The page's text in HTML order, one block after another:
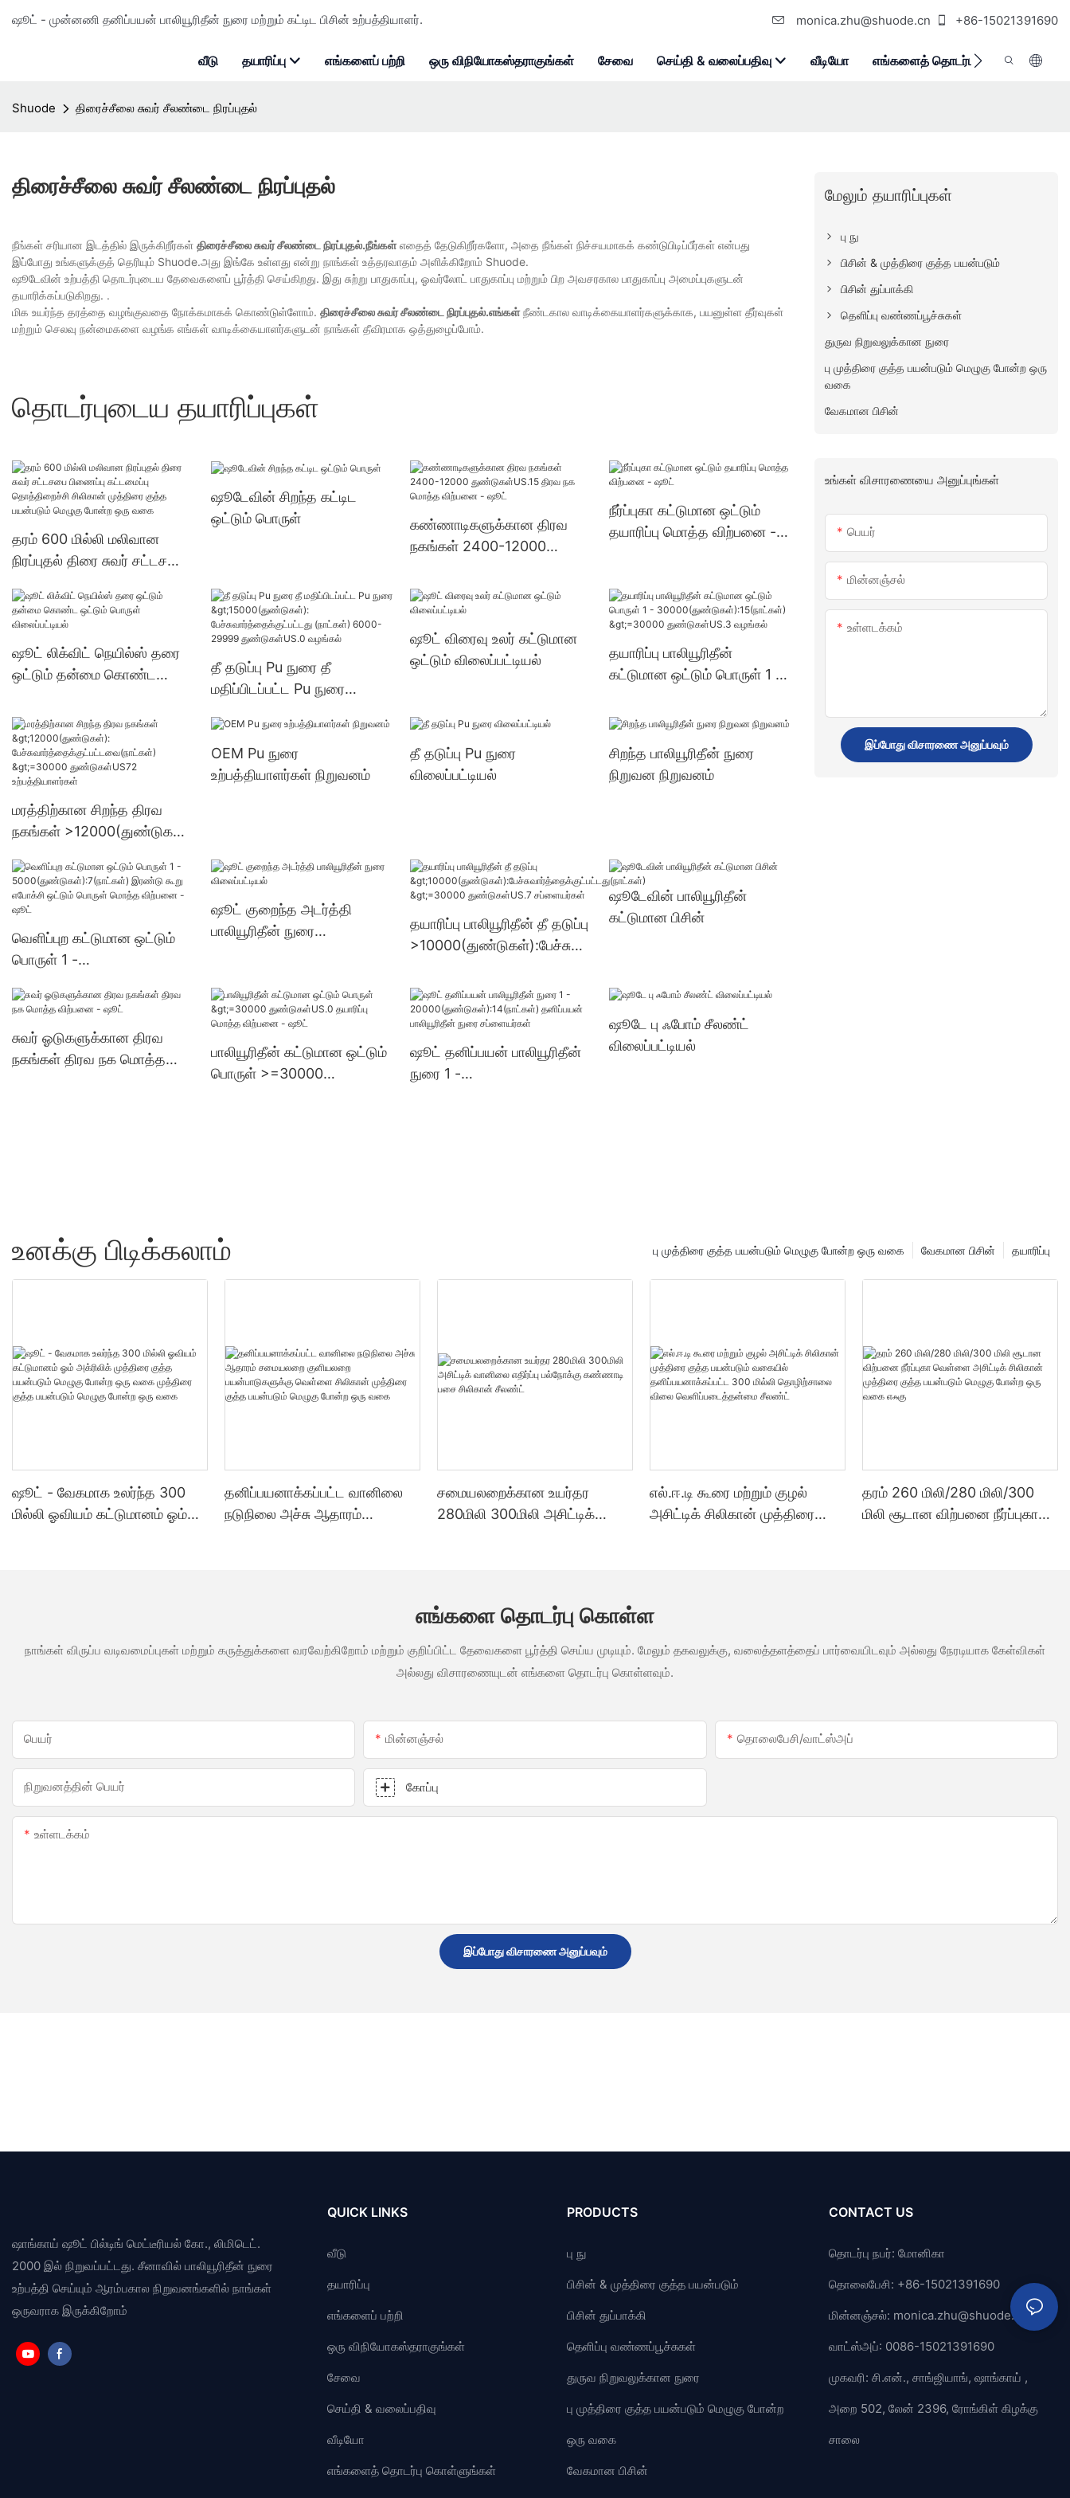
ஷூட் - முன்னணி தனிப்பயன் பாலியூரிதீன் நுரை மற்றும் கட்டிட பிசின் உற்பத்தியாளர். monica.zhu@shuode.cn +86-15021391690
வீடு தயாரிப்பு எங்களைப் பற்றி ஒரு விநியோகஸ்தராகுங்கள் சேவை செய்தி & வலைப்பதிவு வீடியோ எங்களைத் தொடர்பு கொள்ளுங்கள்
Shuode திரைச்சீலை சுவர் சீலண்டை நிரப்புதல்
திரைச்சீலை சுவர் சீலண்டை நிரப்புதல்
நீங்கள் சரியான இடத்தில் இருக்கிறீர்கள் திரைச்சீலை சுவர் சீலண்டை நிரப்புதல்.நீங்கள்எதைத் தேடுகிறீர்களோ, அதை நீங்கள் நிச்சயமாகக் கண்டுபிடிப்பீர்கள் என்பது
இப்போது உங்களுக்குத் தெரியும் Shuode.அது இங்கே உள்ளது என்று நாங்கள் உத்தரவாதம் அளிக்கிறோம் Shuode.
ஷூடேவின் உற்பத்தி தொடர்புடைய தேவைகளைப் பூர்த்தி செய்கிறது. இது சுற்று பாதுகாப்பு, ஓவர்லோட் பாதுகாப்பு மற்றும் பிற அவசரகால பாதுகாப்பு அமைப்புகளுடன்
தயாரிக்கப்படுகிறது. .
மிக உயர்ந்த தரத்தை வழங்குவதை நோக்கமாகக் கொண்டுள்ளோம். திரைச்சீலை சுவர் சீலண்டை நிரப்புதல்.எங்கள்நீண்டகால வாடிக்கையாளர்களுக்காக, பயனுள்ள தீர்வுகள்
மற்றும் செலவு நன்மைகளை வழங்க எங்கள் வாடிக்கையாளர்களுடன் நாங்கள் தீவிரமாக ஒத்துழைப்போம்.
தொடர்புடைய தயாரிப்புகள்
தரம் 600 மில்லி மலிவான
நிரப்புதல் திரை சுவர் சட்டசபை
தொத்திறைச்சி சிலிகான்
முத்திரை குத்த பயன்படும்
மெழுகு போன்ற ஒரு வகை
ஷூடேவின் சிறந்த கட்டிட
ஒட்டும் பொருள்
கண்ணாடிகளுக்கான திரவ
நகங்கள் 2400-12000
மொத்த விற்பனை - ஷூட்
நீர்ப்புகா கட்டுமான ஒட்டும்
தயாரிப்பு மொத்த விற்பனை -
ஷூட் லிக்விட் நெயில்ஸ் தரை
ஒட்டும் தன்மை கொண்ட
தீ தடுப்பு Pu நுரை தீ
மதிப்பிடப்பட்ட Pu நுரை
பேச்சுவார்த்தைக்குட்பட்டது
(நாட்கள்) 6000-29999
துண்டுகள்US.0 வழங்கல்
ஷூட் விரைவு உலர் கட்டுமான
ஒட்டும் விலைப்பட்டியல்
தயாரிப்பு பாலியூரிதீன்
கட்டுமான ஒட்டும் பொருள் 1 -
ள்) >=30000
மரத்திற்கான சிறந்த திரவ
நகங்கள் >12000(துண்டுகள்):
நாட்கள்) >=30000
துண்டுகள்US72
உற்பத்தியாளர்கள்
OEM Pu நுரை
உற்பத்தியாளர்கள் நிறுவனம்
தீ தடுப்பு Pu நுரை
விலைப்பட்டியல்
சிறந்த பாலியூரிதீன் நுரை
நிறுவன நிறுவனம்
வெளிப்புற கட்டுமான ஒட்டும்
பொருள் 1 -
இரண்டு கூறு எபோக்சி ஒட்டும்
ஷூட்
ஷூட் குறைந்த அடர்த்தி
பாலியூரிதீன் நுரை
தயாரிப்பு பாலியூரிதீன் தீ தடுப்பு
>10000(துண்டுகள்):பேச்சுவா
>=30000 துண்டுகள்US.7
சப்ளையர்கள்
ஷூடேவின் பாலியூரிதீன்
கட்டுமான பிசின்
சுவர் ஓடுகளுக்கான திரவ
நகங்கள் திரவ நக மொத்த
பாலியூரிதீன் கட்டுமான ஒட்டும்
பொருள் >=30000
ஷூட் தனிப்பயன் பாலியூரிதீன்
நுரை 1 -
ஷூடே பு ஃபோம் சீலண்ட்
விலைப்பட்டியல்
மேலும் தயாரிப்புகள்
பு நு
பிசின் & முத்திரை குத்த பயன்படும்
பிசின் துப்பாக்கி
தெளிப்பு வண்ணப்பூச்சுகள்
துருவ நிறுவலுக்கான நுரை
பு முத்திரை குத்த பயன்படும் மெழுகு போன்ற ஒரு
வகை
வேகமான பிசின்
உங்கள் விசாரணையை அனுப்புங்கள்
பெயர்
மின்னஞ்சல்
உள்ளடக்கம்
இப்போது விசாரணை அனுப்பவும்
உனக்கு பிடிக்கலாம் தயாரிப்பு
வேகமான பிசின்
பு முத்திரை குத்த பயன்படும் மெழுகு போன்ற ஒரு வகை
ஷூட் - வேகமாக உலர்ந்த 300
மில்லி ஓவியம் கட்டுமானம் ஓம்
தனிப்பயனாக்கப்பட்ட வானிலை
நடுநிலை அச்சு ஆதாரம்
சமையலறைக்கான உயர்தர
280மிலி 300மிலி அசிட்டிக்
எல்.ஈ.டி கூரை மற்றும் குழல்
அசிட்டிக் சிலிகான் முத்திரை
தரம் 260 மிலி/280 மிலி/300
மிலி சூடான விற்பனை நீர்ப்புகா
எங்களை தொடர்பு கொள்ள
நாங்கள் விருப்ப வடிவமைப்புகள் மற்றும் கருத்துக்களை வரவேற்கிறோம் மற்றும் குறிப்பிட்ட தேவைகளை பூர்த்தி செய்ய முடியும். மேலும் தகவலுக்கு, வலைத்தளத்தைப் பார்வையிடவும் அல்லது நேரடியாக கேள்விகள்
அல்லது விசாரணையுடன் எங்களை தொடர்பு கொள்ளவும்.
பெயர் மின்னஞ்சல் தொலைபேசி/வாட்ஸ்அப்
நிறுவனத்தின் பெயர் கோப்பு
உள்ளடக்கம்
இப்போது விசாரணை அனுப்பவும்
ஷாங்காய் ஷூட் பில்டிங் மெட்டீரியல் கோ., லிமிடெட்.
2000 இல் நிறுவப்பட்டது. சீனாவில் பாலியூரிதீன் நுரை
உற்பத்தி செய்யும் ஆரம்பகால நிறுவனங்களில் நாங்கள்
ஒருவராக இருக்கிறோம்
QUICK LINKS
வீடு
தயாரிப்பு
எங்களைப் பற்றி
ஒரு விநியோகஸ்தராகுங்கள்
சேவை
செய்தி & வலைப்பதிவு
வீடியோ
எங்களைத் தொடர்பு கொள்ளுங்கள்
PRODUCTS
பு நு
பிசின் & முத்திரை குத்த பயன்படும்
பிசின் துப்பாக்கி
தெளிப்பு வண்ணப்பூச்சுகள்
துருவ நிறுவலுக்கான நுரை
பு முத்திரை குத்த பயன்படும் மெழுகு போன்ற
ஒரு வகை
வேகமான பிசின்
CONTACT US
தொடர்பு நபர்: மோனிகா
தொலைபேசி: +86-15021391690
மின்னஞ்சல்: monica.zhu@shuode.cn
வாட்ஸ்அப்: 0086-15021391690
முகவரி: சி.என்., சாங்ஜியாங், ஷாங்காய் ,
அறை 502, லேன் 2396, ரோங்கிள் கிழக்கு
சாலை